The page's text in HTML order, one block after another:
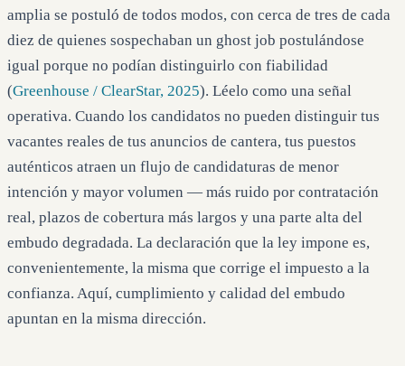
amplia se postuló de todos modos, con cerca de tres de cada
diez de quienes sospechaban un ghost job postulándose
igual porque no podían distinguirlo con fiabilidad
(Greenhouse / ClearStar, 2025). Léelo como una señal
operativa. Cuando los candidatos no pueden distinguir tus
vacantes reales de tus anuncios de cantera, tus puestos
auténticos atraen un flujo de candidaturas de menor
intención y mayor volumen — más ruido por contratación
real, plazos de cobertura más largos y una parte alta del
embudo degradada. La declaración que la ley impone es,
convenientemente, la misma que corrige el impuesto a la
confianza. Aquí, cumplimiento y calidad del embudo
apuntan en la misma dirección.